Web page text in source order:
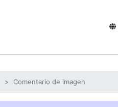
Comentario de imagen